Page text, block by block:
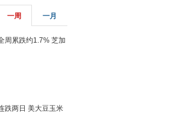
一周 一月
周累跌约1.7% 芝加
跌两日 美大豆玉米